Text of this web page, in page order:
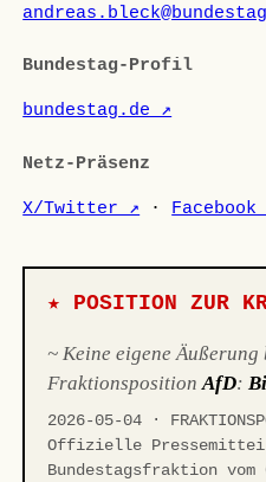
Bundestag-Profil
bundestag.de ↗
Netz-Präsenz
X/Twitter ↗ · Facebook
★ POSITION ZUR
~ Keine eigene Äußerung
FraktionspositionAfD:
2026-05-04 ·
Offizielle
Bundestagsfraktion